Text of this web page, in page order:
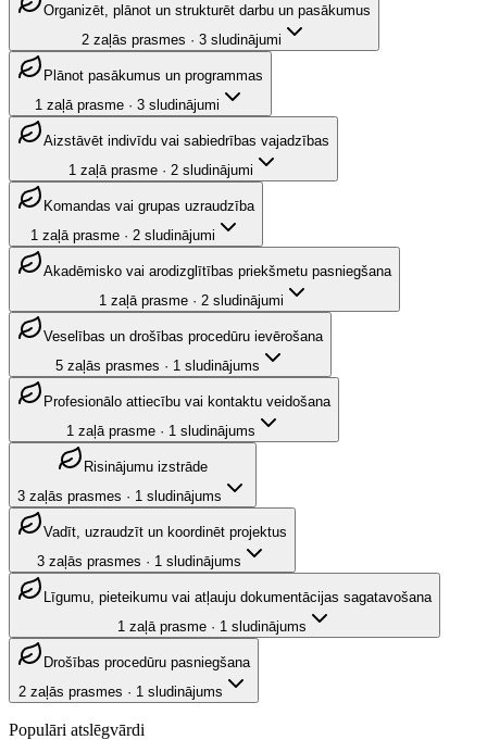
Organizēt, plānot un strukturēt darbu un pasākumus
2 zaļās prasmes · 3 sludinājumi
Plānot pasākumus un programmas
1 zaļā prasme · 3 sludinājumi
Aizstāvēt indivīdu vai sabiedrības vajadzības
1 zaļā prasme· 2 sludinājumi
Komandas vai grupas uzraudzība
1 zaļā prasme · 2 sludinājumi
Akadēmisko vai arodizglītības priekšmetu pasniegšana
1 zaļā prasme · 2 sludinājumi
Veselības un drošības procedūru ievērošana
5 zaļās prasmes · 1 sludinājums
Profesionālo attiecību vai kontaktu veidošana
1 zaļā prasme · 1 sludinājums
Risinājumu izstrāde
3 zaļās prasmes · 1 sludinājums
Vadīt, uzraudzīt un koordinēt projektus
3 zaļās prasmes · 1 sludinājums
Līgumu, pieteikumu vai atļauju dokumentācijas sagatavošana
1 zaļā prasme· 1 sludinājums
Drošības procedūru pasniegšana
2 zaļās prasmes · 1 sludinājums
Populāri atslēgvārdi